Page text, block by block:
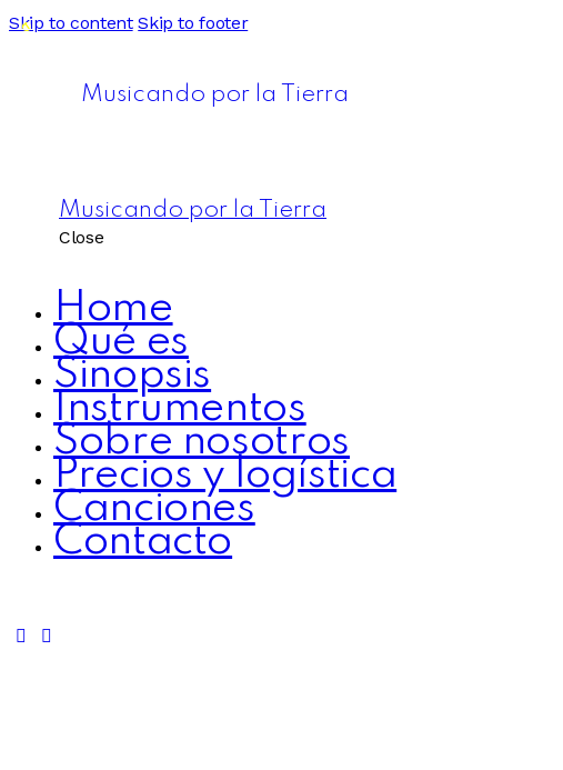
Skip to content Skip to footer
Musicando por la Tierra
Musicando por la Tierra
Close
Home
Qué es
Sinopsis
Instrumentos
Sobre nosotros
Precios y logística
Canciones
Contacto